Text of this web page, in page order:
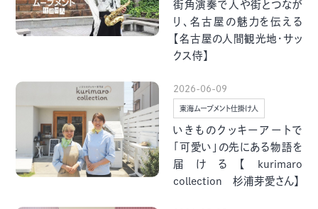
グルメ・まち イベント
街角演奏で人や街とつなが
り、名古屋の魅力を伝える
【名古屋の人間観光地・サッ
クス侍】
2026-06-09
東海ムーブメント仕掛け人
いきものクッキーアートで
「可愛い」の先にある物語を
届ける【kurimaro
collection 杉浦芽愛さん】